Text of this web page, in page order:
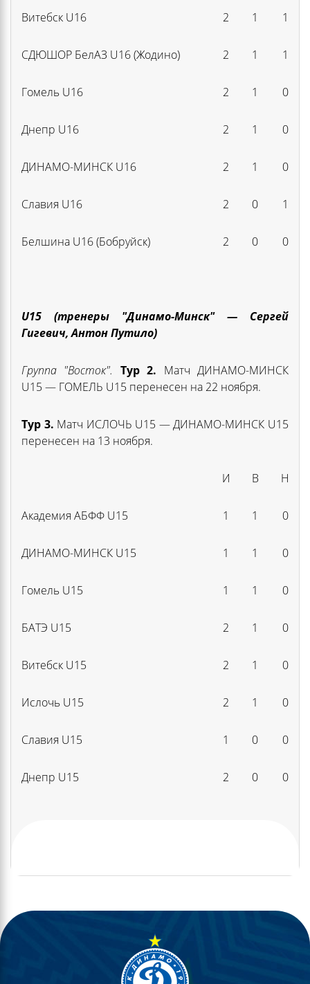
Витебск U16 2 1 1
СДЮШОР БелАЗ U16 (Жодино) 2 1 1
Гомель U16 2 1 0
Днепр U16 2 1 0
ДИНАМО-МИНСК U16 2 1 0
Славия U16 2 0 1
Белшина U16 (Бобруйск) 2 0 0
U15 (тренеры "Динамо-Минск" — Сергей
Гигевич, Антон Путило)
Группа "Восток". Тур2. Матч ДИНАМО-МИНСК
U15 — ГОМЕЛЬ U15 перенесен на 22 ноября.
Тур 3. Матч ИСЛОЧЬ U15 — ДИНАМО-МИНСК U15
перенесен на 13 ноября.
И В Н
Академия АБФФ U15 1 1 0
ДИНАМО-МИНСК U15 1 1 0
Гомель U15 1 1 0
БАТЭ U15 2 1 0
Витебск U15 2 1 0
Ислочь U15 2 1 0
Славия U15 1 0 0
Днепр U15 2 0 0